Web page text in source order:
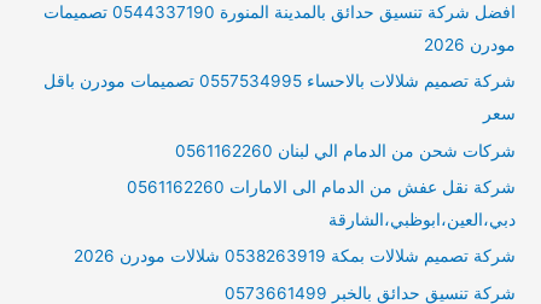
افضل شركة تنسيق حدائق بالمدينة المنورة 0544337190 تصميمات
مودرن 2026
شركة تصميم شلالات بالاحساء 0557534995 تصميمات مودرن باقل
سعر
شركات شحن من الدمام الي لبنان 0561162260
شركة نقل عفش من الدمام الى الامارات 0561162260
دبي،العين،ابوظبي،الشارقة
شركة تصميم شلالات بمكة 0538263919 شلالات مودرن 2026
شركة تنسيق حدائق بالخبر 0573661499